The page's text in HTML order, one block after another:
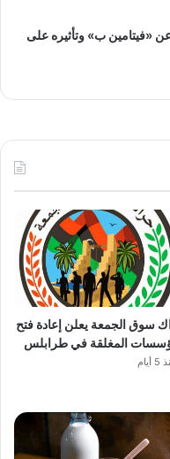
«فيتامين ب» وتأثيره على
سوق الجمعة يعلن إعادة فتح
المغلقة في طرابلس